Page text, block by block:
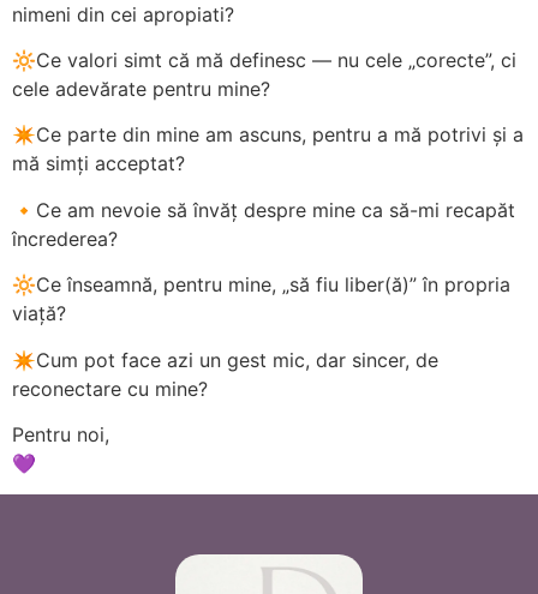
nimeni din cei apropiati?
🔆Ce valori simt că mă definesc — nu cele „corecte”, ci
cele adevărate pentru mine?
✴️Ce parte din mine am ascuns, pentru a mă potrivi și a
mă simți acceptat?
🔸Ce am nevoie să învăț despre mine ca să-mi recapăt
încrederea?
🔆Ce înseamnă, pentru mine, „să fiu liber(ă)” în propria
viață?
✴️Cum pot face azi un gest mic, dar sincer, de
reconectare cu mine?
Pentru noi,
💜